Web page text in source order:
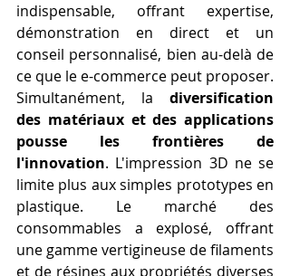
indispensable, offrant expertise,
démonstration en direct et un
conseil personnalisé, bien au-delà de
ce que le e-commerce peut proposer.
Simultanément, la diversification
des matériaux et des applications
pousse les frontières de
l'innovation. L'impression 3D ne se
limite plus aux simples prototypes en
plastique. Le marché des
consommables a explosé, offrant
une gamme vertigineuse de filaments
et de résines aux propriétés diverses